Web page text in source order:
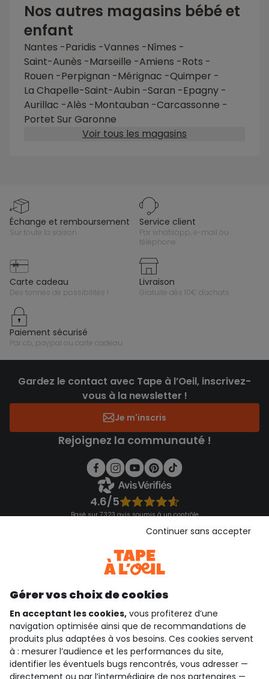
Nos autres magasins bébé et
enfant
Nantes -Paridis -Vannes -Nîmes -
Saint-Aunès -Marseille -Amiens -Rots -
Rouen -Perpignan -Mérignac -Quimper -
La Chapelle-Saint-Aubin -Saran -Epagny -
Aurillac -Alès -Montauban -Carcassonne -
Portet Sur Garonne
Voir tous les magasins
échange et remboursement
sur toute la saison
service client
par whatsapp, e-mail ou
téléphone
carte cadeau
des tonnes de possibilités !
livraison
gratuite dès 10€ d'achats
paiement sécurisé
par cb, paypal ou carte cadeau
Gardez le contact avec Tape à l’Oeil, inscrivez-
vous à la newsletter !
Je m'inscris
Rejoignez la communauté !
4.6/5
Basé sur 7 323 avis soumis à un contrôle
Consulter les CGU
qui sommes-nous ?
besoin d'aide ?
Gérer vos choix de cookies
En acceptant les cookies, vous profiterez d’une
navigation optimisée ainsi que de recommandations de
produits plus adaptées à vos besoins. Ces cookies servent
à : mesurer l’audience et les performances du site,
identifier les éventuels bugs rencontrés, vous adresser —
directement ou par l’intermédiaire de nos partenaires —
Continuer sans accepter